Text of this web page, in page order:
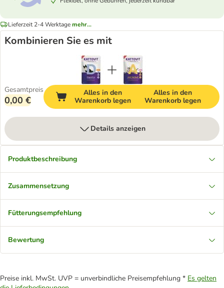
Lieferzeit 2-4 Werktagemehr...
Kombinieren Sie es mit
Gesamtpreis
0,00 €
Alles in den
Warenkorb legen
Alles in den
Warenkorb legen
Details anzeigen
Produktbeschreibung
Zusammensetzung
Fütterungsempfehlung
Bewertung
Preise inkl. MwSt. UVP = unverbindliche Preisempfehlung * Es gelten